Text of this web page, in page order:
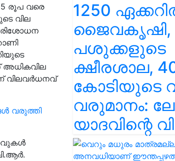
രൂപ വരെ
വില
അധികവില
വിലവർധനവ്
വരുത്തി
1250
ജൈവകൃഷി,
പശുക്കളുടെ
ക്ഷീരശാല,
കോടിയുടെ
വരുമാനം:
യാദവിന്റെ